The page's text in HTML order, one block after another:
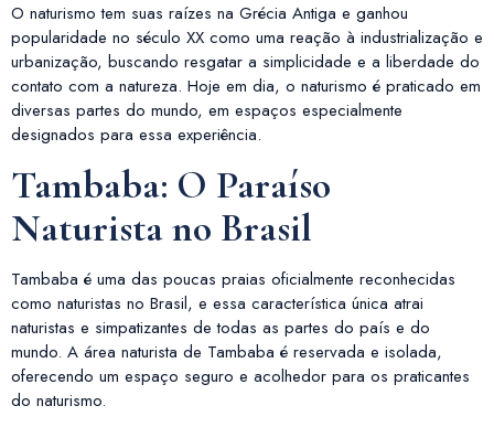
O naturismo tem suas raízes na Grécia Antiga e ganhou
popularidade no século XX como uma reação à industrialização e
urbanização, buscando resgatar a simplicidade e a liberdade do
contato com a natureza. Hoje em dia, o naturismo é praticado em
diversas partes do mundo, em espaços especialmente
designados para essa experiência.
Tambaba: O Paraíso
Naturista no Brasil
Tambaba é uma das poucas praias oficialmente reconhecidas
como naturistas no Brasil, e essa característica única atrai
naturistas e simpatizantes de todas as partes do país e do
mundo. A área naturista de Tambaba é reservada e isolada,
oferecendo um espaço seguro e acolhedor para os praticantes
do naturismo.